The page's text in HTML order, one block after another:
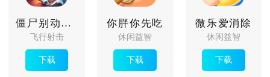
僵尸别动队3d
飞行射击
下载
你胖你先吃
休闲益智
下载
微乐爱消除
休闲益智
下载